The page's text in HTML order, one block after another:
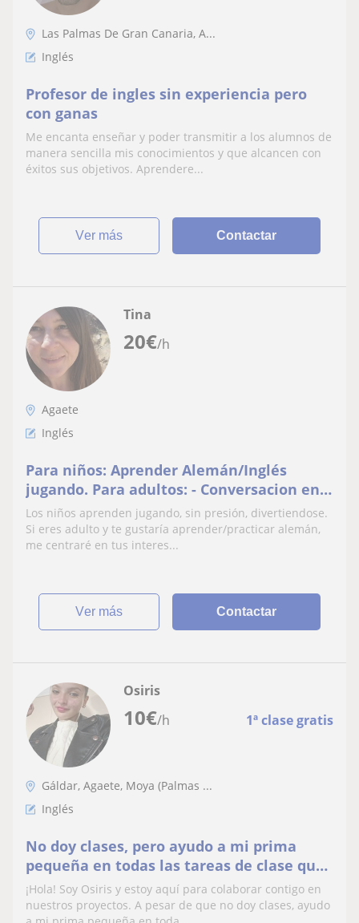
Las Palmas De Gran Canaria, A...
Inglés
Profesor de ingles sin experiencia pero
con ganas
Me encanta enseñar y poder transmitir a los alumnos de
manera sencilla mis conocimientos y que alcancen con
éxitos sus objetivos. Aprendere...
ver más Contactar
20€/h
Tina
Agaete
Inglés
Para niños: Aprender Alemán/Inglés
jugando. Para adultos: - Conversacion en
Alemán/Inglés - Apoyo en la crianza de
sus hijos
Los niños aprenden jugando, sin presión, divertiendose.
Si eres adulto y te gustaría aprender/practicar alemán,
me centraré en tus interes...
ver más Contactar
10€/h 1ª clase gratis
Osiris
Gáldar, Agaete, Moya (Palmas ...
Inglés
No doy clases, pero ayudo a mi prima
pequeña en todas las tareas de clase que
necesita
¡Hola! Soy Osiris y estoy aquí para colaborar contigo en
nuestros proyectos. A pesar de que no doy clases, ayudo